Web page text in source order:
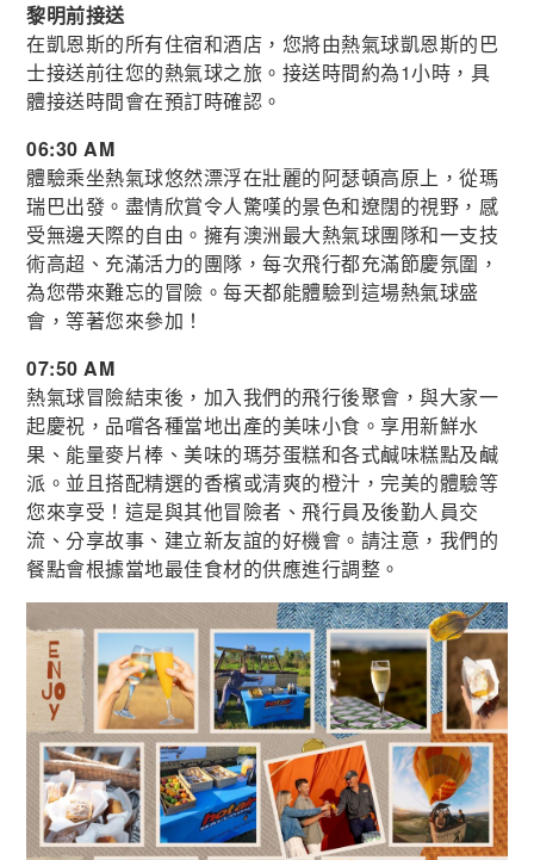
黎明前接送
在凱恩斯的所有住宿和酒店，您將由熱氣球凱恩斯的巴
士接送前往您的熱氣球之旅。接送時間約為1小時，具
體接送時間會在預訂時確認。
06:30 AM
體驗乘坐熱氣球悠然漂浮在壯麗的阿瑟頓高原上，從瑪
瑞巴出發。盡情欣賞令人驚嘆的景色和遼闊的視野，感
受無邊天際的自由。擁有澳洲最大熱氣球團隊和一支技
術高超、充滿活力的團隊，每次飛行都充滿節慶氛圍，
為您帶來難忘的冒險。每天都能體驗到這場熱氣球盛
會，等著您來參加！
07:50 AM
熱氣球冒險結束後，加入我們的飛行後聚會，與大家一
起慶祝，品嚐各種當地出產的美味小食。享用新鮮水
果、能量麥片棒、美味的瑪芬蛋糕和各式鹹味糕點及鹹
派。並且搭配精選的香檳或清爽的橙汁，完美的體驗等
您來享受！這是與其他冒險者、飛行員及後勤人員交
流、分享故事、建立新友誼的好機會。請注意，我們的
餐點會根據當地最佳食材的供應進行調整。